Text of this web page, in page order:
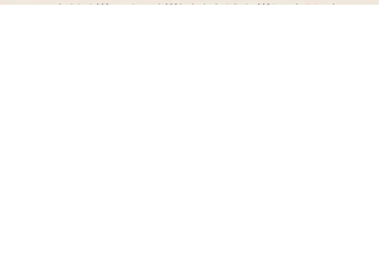
התכנית הנשמתית ותקשור מהרשומות